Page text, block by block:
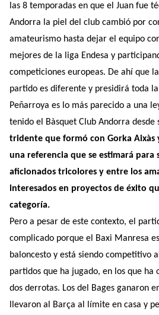
las 8 temporadas en que el Juan fue
Andorra la piel del club cambió por
amateurismo hasta dejar el equipo
mejores de la liga Endesa y
competiciones europeas. De ahí que
partido es diferente y presidirá toda
Peñarroya es lo más parecido a una
tenido el Bàsquet Club Andorra desde
tridente que formó con Gorka Aixàs
una referencia que se estimará para
aficionados tricolores y entre los
interesados ​​en proyectos de éxito
categoría.
Pero a pesar de este contexto, el
complicado porque el Baxi Manresa
baloncesto y está siendo competitivo
partidos que ha jugado, en los que ha
dos derrotas. Los del Bages ganaron
llevaron al Barça al límite en casa y